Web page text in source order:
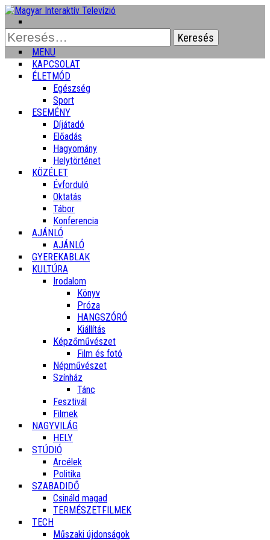
Keresés:
MENU
KAPCSOLAT
ÉLETMÓD
Egészség
Sport
ESEMÉNY
Díjátadó
Előadás
Hagyomány
Helytörténet
KÖZÉLET
Évforduló
Oktatás
Tábor
Konferencia
AJÁNLÓ
AJÁNLÓ
GYEREKABLAK
KULTÚRA
Irodalom
Könyv
Próza
HANGSZÓRÓ
Kiállítás
Képzőművészet
Film és fotó
Népművészet
Színház
Tánc
Fesztivál
Filmek
NAGYVILÁG
HELY
STÚDIÓ
Arcélek
Politika
SZABADIDŐ
Csináld magad
TERMÉSZETFILMEK
TECH
Műszaki újdonságok